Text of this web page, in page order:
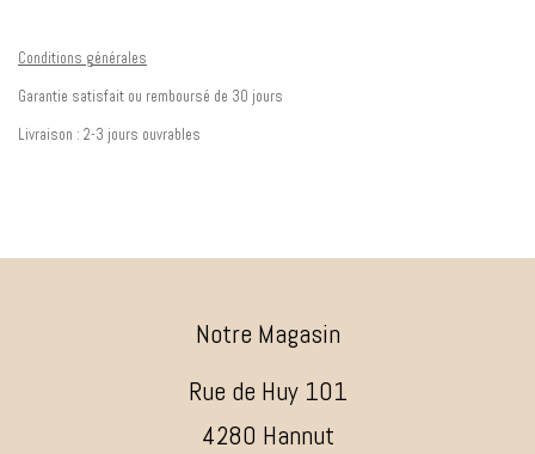
Conditions générales
Garantie satisfait ou remboursé de 30 jours
Livraison : 2-3 jours ouvrables
Notre Magasin
Rue de Huy 101
4280 Hannut